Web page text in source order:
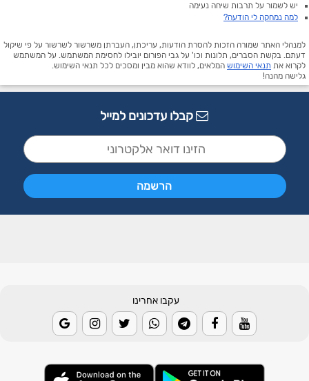
יש לשמור על תרבות שיחה נעימה
למה נמחקה לי הודעה?
למנהלי האתר שמורה הזכות להסרת הודעות, עריכתן, העברתן משרשור לשרשור על פי שיקול
דעתם. בקשת הסברים, תלונות וכו' על גבי הפורום יובילו לחסימת המשתמש. על המשתמש
לקרוא את תנאי השימוש המלאים, לוודא שהוא מבין ומסכים לכל תנאי השימוש.
גלישה מהנה!
קבלו עדכונים למייל
עקבו אחרינו